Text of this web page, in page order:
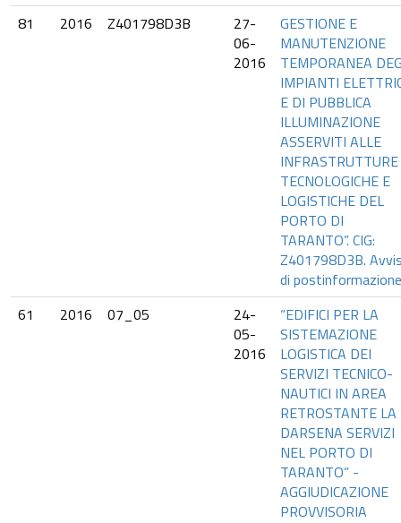
81
2016 Z401798D3B
27-
06-
2016
GESTIONE E
MANUTENZIONE
TEMPORANEA
IMPIANTI
E DI PUBBLICA
ILLUMINAZIONE
ASSERVITI ALLE
INFRASTRUTTURE
TECNOLOGICHE E
LOGISTICHE DEL
PORTO DI
TARANTO”. CIG:
Z401798D3B.
di
61
2016 07_05
24-
05-
2016
“EDIFICI PER LA
SISTEMAZIONE
LOGISTICA DEI
SERVIZI TECNICO-
NAUTICI IN AREA
RETROSTANTE LA
DARSENA SERVIZI
NEL PORTO DI
TARANTO” -
AGGIUDICAZIONE
PROVVISORIA